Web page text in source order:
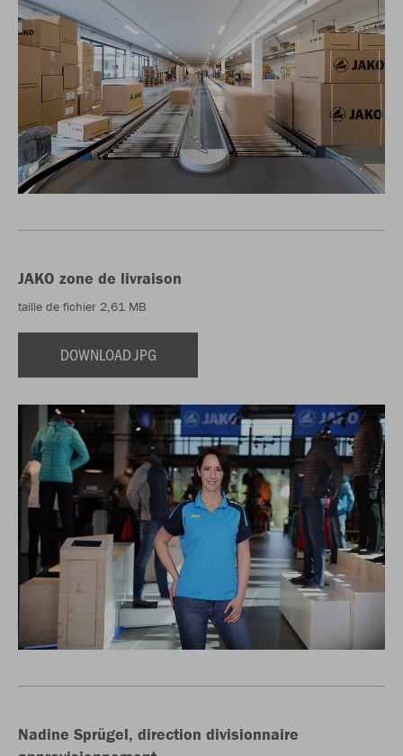
JAKO zone de livraison
taille de fichier 2,61 MB
DOWNLOAD JPG
Nadine Sprügel, direction divisionnaire